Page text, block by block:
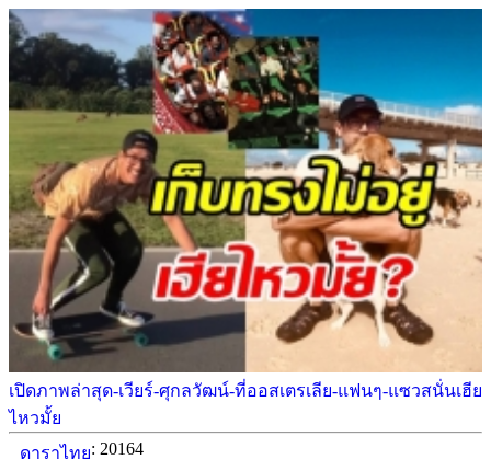
เปิดภาพล่าสุด-เวียร์-ศุกลวัฒน์-ที่ออสเตรเลีย-แฟนๆ-แซวสนั่นเฮีย
ไหวมั้ย
ดาราไทย: 20164